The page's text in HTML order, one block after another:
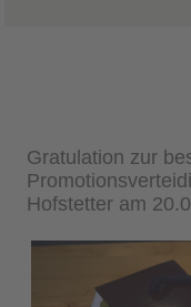
Gratulation zur
Hofstetter am